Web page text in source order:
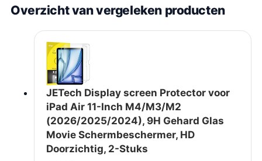
Overzicht van vergeleken producten
JETech Display screen Protector voor
iPad Air 11-Inch M4/M3/M2
(2026/2025/2024), 9H Gehard Glas
Movie Schermbeschermer, HD
Doorzichtig, 2-Stuks